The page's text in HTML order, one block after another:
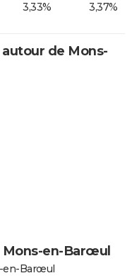
3,33% 3,37%
de Mons-
en-Barœul
en-Barœul